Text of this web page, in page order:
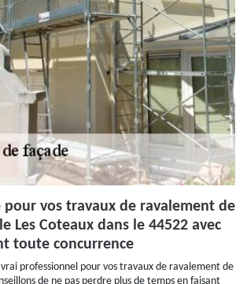
pour vos travaux de ravalement de
Les Coteaux dans le 44522 avec
toute concurrence
professionnel pour vos travaux de ravalement de
de ne pas perdre plus de temps en faisant